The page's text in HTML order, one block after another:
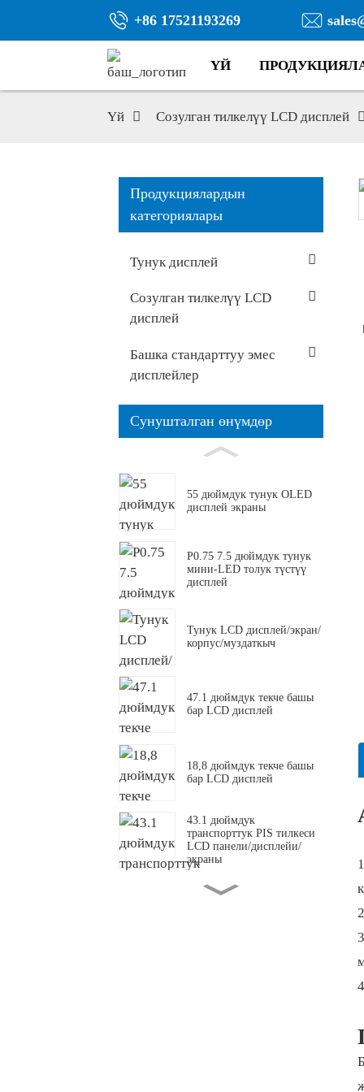
+86 17521193269
ҮЙ
Үй Созулган тилкелүү LCD дисплей
Продукциялардын
категориялары
Тунук дисплей
Созулган тилкелүү LCD
дисплей
Башка стандарттуу эмес
дисплейлер
Сунушталган өнүмдөр
55 дюймдук тунук OLED
дисплей экраны
P0.75 7.5 дюймдук тунук
мини-LED толук түстүү
дисплей
Тунук LCD дисплей/экран/
корпус/муздаткыч
47.1 дюймдук текче башы
бар LCD дисплей
18,8 дюймдук текче башы
бар LCD дисплей
43.1 дюймдук
транспорттук PIS тилкеси
LCD панели/дисплейи/
экраны